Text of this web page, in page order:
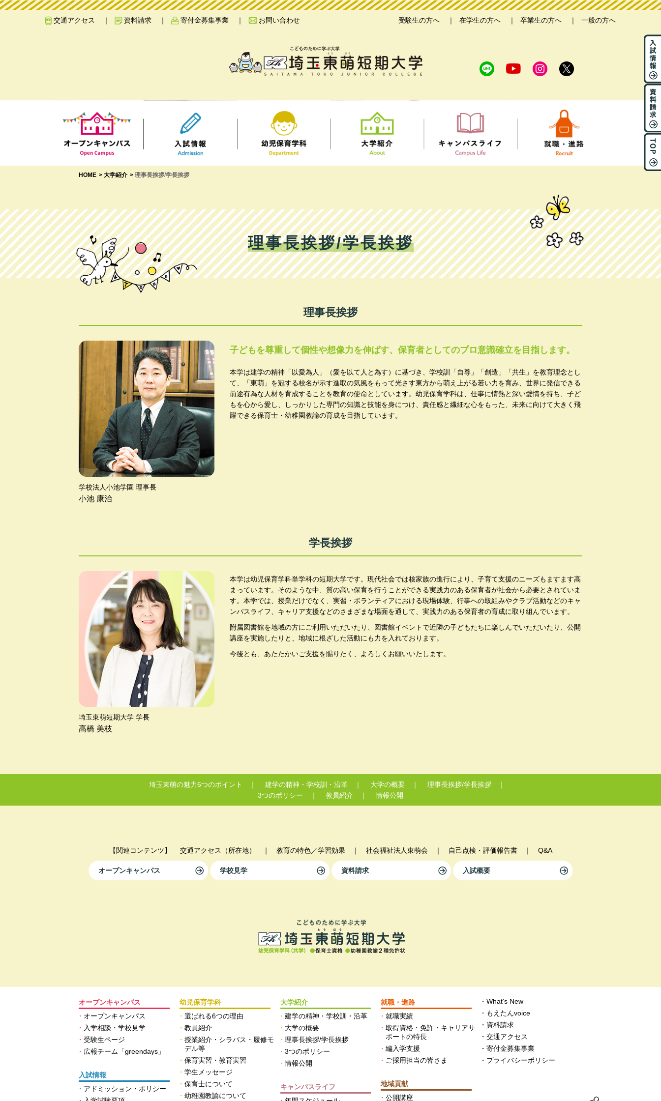
交通アクセス 資料請求 寄付金募集事業 お問い合わせ 受験生の方へ 在学生の方へ 卒業生の方へ 一般の方へ
HOME 大学紹介 理事長挨拶/学長挨拶
理事長挨拶/学長挨拶
理事長挨拶
学校法人小池学園 理事長
小池 康治
子どもを尊重して個性や想像力を伸ばす、保育者としてのプロ意識確立を目指します。
本学は建学の精神「以愛為人」（愛を以て人と為す）に基づき、学校訓「自尊」「創造」「共生」を教育理念とし
て、「東萌」を冠する校名が示す進取の気風をもって光さす東方から萌え上がる若い力を育み、世界に発信できる
前途有為な人材を育成することを教育の使命としています。幼児保育学科は、仕事に情熱と深い愛情を持ち、子ど
もを心から愛し、しっかりした専門の知識と技能を身につけ、責任感と繊細な心をもった、未来に向けて大きく飛
躍できる保育士・幼稚園教諭の育成を目指しています。
学長挨拶
埼玉東萌短期大学 学長
髙橋 美枝
本学は幼児保育学科単学科の短期大学です。現代社会では核家族の進行により、子育て支援のニーズもますます高
まっています。そのような中、質の高い保育を行うことができる実践力のある保育者が社会から必要とされていま
す。本学では、授業だけでなく、実習・ボランティアにおける現場体験、行事への取組みやクラブ活動などのキャ
ンパスライフ、キャリア支援などのさまざまな場面を通して、実践力のある保育者の育成に取り組んでいます。
附属図書館を地域の方にご利用いただいたり、図書館イベントで近隣の子どもたちに楽しんでいただいたり、公開
講座を実施したりと、地域に根ざした活動にも力を入れております。
今後とも、あたたかいご支援を賜りたく、よろしくお願いいたします。
埼玉東萌の魅力6つのポイント ｜ 建学の精神・学校訓・沿革 ｜ 大学の概要 ｜ 理事長挨拶/学長挨拶 ｜
3つのポリシー ｜ 教員紹介 ｜ 情報公開
【関連コンテンツ】 交通アクセス（所在地） ｜ 教育の特色／学習効果｜ 社会福祉法人東萌会｜ 自己点検・評価報告書｜ Q&A
オープンキャンパス 学校見学 資料請求 入試概要
オープンキャンパス
オープンキャンパス
入学相談・学校見学
受験生ページ
広報チーム「greendays」
入試情報
アドミッション・ポリシー
幼児保育学科
選ばれる6つの理由
教員紹介
授業紹介・シラバス・履修モ
デル等
保育実習・教育実習
学生メッセージ
保育士について
幼稚園教諭について
大学紹介
建学の精神・学校訓・沿革
大学の概要
理事長挨拶/学長挨拶
3つのポリシー
情報公開
キャンパスライフ
就職・進路
就職実績
取得資格・免許・キャリアサ
ポートの特長
編入学支援
ご採用担当の皆さま
地域貢献
公開講座
What's New
もえたんvoice
資料請求
交通アクセス
寄付金募集事業
プライバシーポリシー